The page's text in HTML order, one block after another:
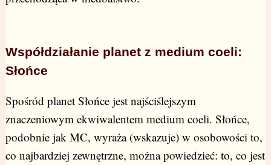
Współdziałanie planet z medium coeli:
Słońce
Spośród planet Słońce jest najściślejszym
znaczeniowym ekwiwalentem medium coeli. Słońce,
podobnie jak MC, wyraża (wskazuje) w osobowości to,
co najbardziej zewnętrzne, można powiedzieć: to, co jest